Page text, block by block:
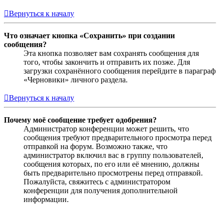
Вернуться к началу
Что означает кнопка «Сохранить» при создании
сообщения?
Эта кнопка позволяет вам сохранять сообщения для
того, чтобы закончить и отправить их позже. Для
загрузки сохранённого сообщения перейдите в параграф
«Черновики» личного раздела.
Вернуться к началу
Почему моё сообщение требует одобрения?
Администратор конференции может решить, что
сообщения требуют предварительного просмотра перед
отправкой на форум. Возможно также, что
администратор включил вас в группу пользователей,
сообщения которых, по его или её мнению, должны
быть предварительно просмотрены перед отправкой.
Пожалуйста, свяжитесь с администратором
конференции для получения дополнительной
информации.